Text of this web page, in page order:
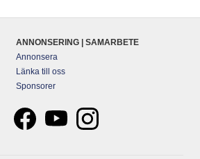
ANNONSERING | SAMARBETE
Annonsera
Länka till oss
Sponsorer